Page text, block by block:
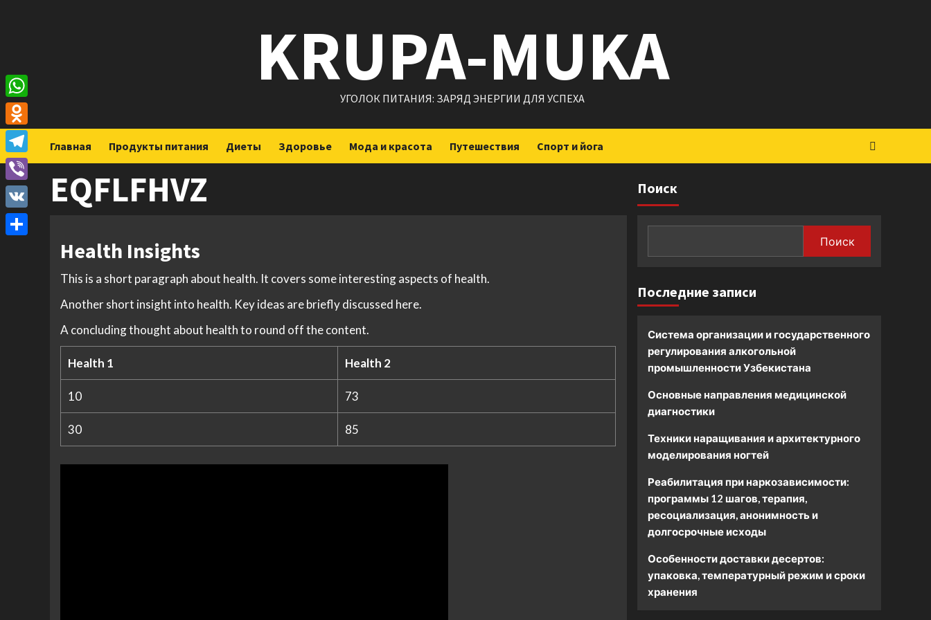
KRUPA-MUKA
УГОЛОК ПИТАНИЯ: ЗАРЯД ЭНЕРГИИ ДЛЯ УСПЕХА
Главная Продукты питания Диеты Здоровье Мода и красота Путешествия Спорт и йога
EQFLFHVZ
Health Insights
This is a short paragraph about health. It covers some interesting aspects of health.
Another short insight into health. Key ideas are briefly discussed here.
A concluding thought about health to round off the content.
Health 1 Health 2
10 73
30 85
Поиск
Поиск
Последние записи
Система организации и государственного
регулирования алкогольной
промышленности Узбекистана
Основные направления медицинской
диагностики
Техники наращивания и архитектурного
моделирования ногтей
Реабилитация при наркозависимости:
программы 12 шагов, терапия,
ресоциализация, анонимность и
долгосрочные исходы
Особенности доставки десертов:
упаковка, температурный режим и сроки
хранения
WhatsApp
Odnoklassniki
Telegram
Viber
VK
Отправить